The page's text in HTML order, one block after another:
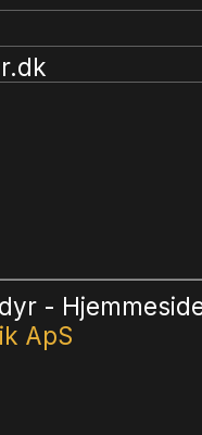
-
ApS